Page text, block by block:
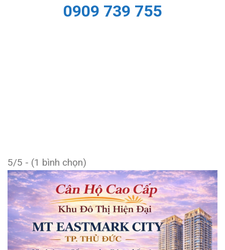
0909 739 755
5/5 - (1 bình chọn)